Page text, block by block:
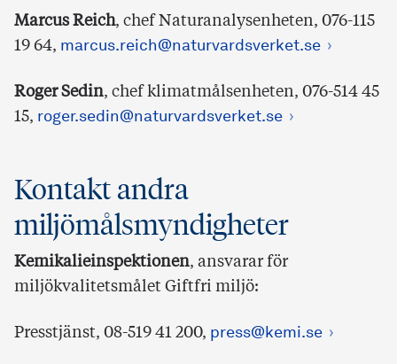
Marcus Reich, chef Naturanalysenheten, 076-115
19 64, marcus.reich@naturvardsverket.se
Roger Sedin, chef klimatmålsenheten, 076-514 45
15, roger.sedin@naturvardsverket.se
Kontakt andra
miljömålsmyndigheter
Kemikalieinspektionen, ansvarar för
miljökvalitetsmålet Giftfri miljö:
Presstjänst, 08-519 41 200, press@kemi.se